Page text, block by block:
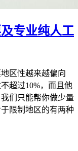
专业纯人工
区性越来越偏向
超过10%，而且他
们只能帮你做少量
限制地区的有两种